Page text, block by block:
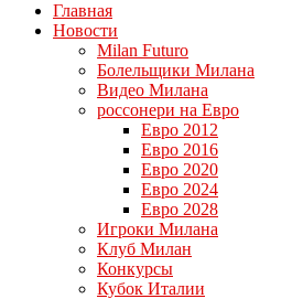
Главная
Новости
Milan Futuro
Болельщики Милана
Видео Милана
россонери на Евро
Евро 2012
Евро 2016
Евро 2020
Евро 2024
Евро 2028
Игроки Милана
Клуб Милан
Конкурсы
Кубок Италии